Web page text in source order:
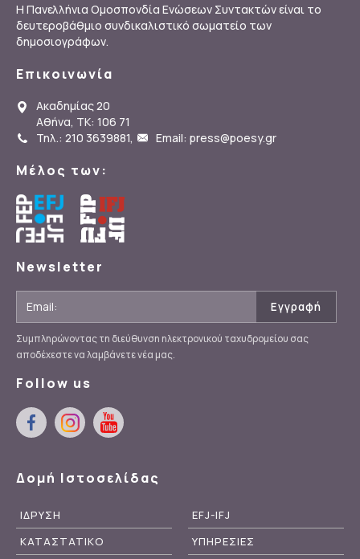
Η Πανελλήνια Ομοσπονδία Ενώσεων Συντακτών είναι το
δευτεροβάθμιο συνδικαλιστικό σωματείο των
δημοσιογράφων.
Επικοινωνία
Ακαδημίας 20
Αθήνα, ΤΚ: 106 71
Τηλ.: 210 3639881, Email: press@poesy.gr
Μέλος των:
Newsletter
Συμπληρώνοντας τη διεύθυνση ηλεκτρονικού ταχυδρομείου σας
αποδέχεστε να λαμβάνετε νέα μας.
Follow us
Δομή Ιστοσελίδας
ΙΔΡΥΣΗ
ΚΑΤΑΣΤΑΤΙΚΟ
EFJ-IFJ
ΥΠΗΡΕΣΙΕΣ